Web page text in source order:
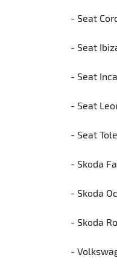
- Seat
- Seat
- Seat Inca
- Seat
- Seat
- Skoda
- Skoda
- Skoda
-